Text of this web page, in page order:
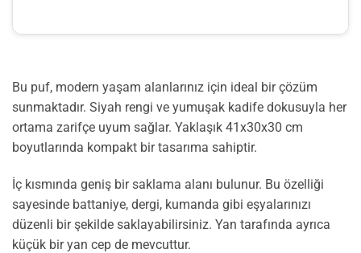
Bu puf, modern yaşam alanlarınız için ideal bir çözüm
sunmaktadır. Siyah rengi ve yumuşak kadife dokusuyla her
ortama zarifçe uyum sağlar. Yaklaşık 41x30x30 cm
boyutlarında kompakt bir tasarıma sahiptir.
İç kısmında geniş bir saklama alanı bulunur. Bu özelliği
sayesinde battaniye, dergi, kumanda gibi eşyalarınızı
düzenli bir şekilde saklayabilirsiniz. Yan tarafında ayrıca
küçük bir yan cep de mevcuttur.